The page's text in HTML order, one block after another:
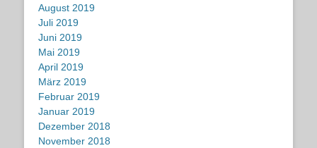
August 2019
Juli 2019
Juni 2019
Mai 2019
April 2019
März 2019
Februar 2019
Januar 2019
Dezember 2018
November 2018